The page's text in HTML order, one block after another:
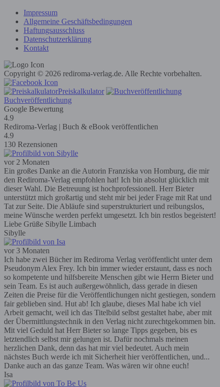
Impressum
Allgemeine Geschäftsbedingungen
Haftungsausschluss
Datenschutzerklärung
Kontakt
Copyright © 2026 rediroma-verlag.de. Alle Rechte vorbehalten.
Preiskalkulator
Buchveröffentlichung
Google Bewertung
4.9
Rediroma-Verlag | Buch & eBook veröffentlichen
4.9
130 Rezensionen
vor 2 Monaten
Ein großes Danke an die Autorin Franziska von Homburg, die mir
den Rediroma-Verlag empfohlen hat! Ich bin absolut glücklich mit
dieser Wahl. Die Betreuung ist hochprofessionell. Herr Bieter
unterstützt mich großartig und steht mir bei jeder Frage mit Rat und
Tat zur Seite. Die Abläufe sind superstrukturiert und reibungslos,
meine Wünsche werden perfekt umgesetzt. Ich bin restlos begeistert!
Liebe Grüße Sibylle Limbach
Sibylle
vor 3 Monaten
Ich habe zwei Bücher im Rediroma Verlag veröffentlicht unter dem
Pseudonym Alex Frey. Ich bin immer wieder erstaunt, dass es noch
so kompetente und hilfsbereite Menschen gibt wie Herrn Bieter und
sein Team. Es ist auch außergewöhnlich, dass gerade in diesen
Zeiten die Preise für die Veröffentlichungen nicht gestiegen, sondern
fair geblieben sind. Hut ab! Ich glaube, dieses Mal habe ich viel
Arbeit gemacht, weil ich das Titelbild selbst gestaltet habe, aber mit
der Übermittlungstechnik in den Verlag nicht zurechtgekommen bin.
Mit viel Geduld hat Herr Bieter so lange Tipps gegeben, bis es
letztendlich selbst mir gelungen ist. Dafür nochmals meinen
herzlichen Dank, denn das hat mir viel bedeutet. Auch mein
nächstes Buch werde ich mit Sicherheit hier veröffentlichen, und...
Danke auch an das ganze Team. Was wären wir ohne euch!
Isa